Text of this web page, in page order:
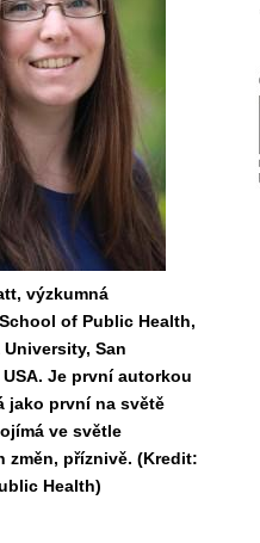
výzkumná
of Public Health,
San
Je první autorkou
jako první na světě
ve světle
změn, příznivě. (Kredit:
Health)